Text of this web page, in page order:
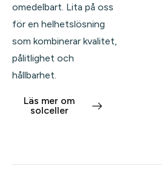
omedelbart. Lita på oss
för en helhetslösning
som kombinerar kvalitet,
pålitlighet och
hållbarhet.
Läs mer om
solceller